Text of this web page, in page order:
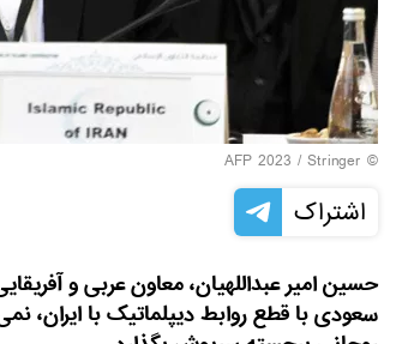
© AFP 2023 / Stringer
اشتراک
حسین امیر عبداللهیان، معاون عربی و
سعودی با قطع روابط دیپلماتیک با ایران،